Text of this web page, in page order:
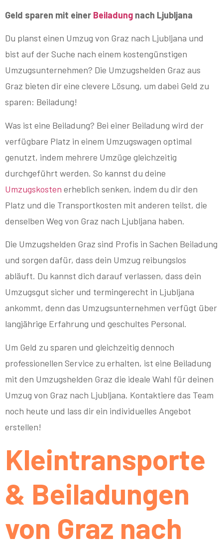
Geld sparen mit einer Beiladung nach Ljubljana
Du planst einen Umzug von Graz nach Ljubljana und
bist auf der Suche nach einem kostengünstigen
Umzugsunternehmen? Die Umzugshelden Graz aus
Graz bieten dir eine clevere Lösung, um dabei Geld zu
sparen: Beiladung!
Was ist eine Beiladung? Bei einer Beiladung wird der
verfügbare Platz in einem Umzugswagen optimal
genutzt, indem mehrere Umzüge gleichzeitig
durchgeführt werden. So kannst du deine
Umzugskosten erheblich senken, indem du dir den
Platz und die Transportkosten mit anderen teilst, die
denselben Weg von Graz nach Ljubljana haben.
Die Umzugshelden Graz sind Profis in Sachen Beiladung
und sorgen dafür, dass dein Umzug reibungslos
abläuft. Du kannst dich darauf verlassen, dass dein
Umzugsgut sicher und termingerecht in Ljubljana
ankommt, denn das Umzugsunternehmen verfügt über
langjährige Erfahrung und geschultes Personal.
Um Geld zu sparen und gleichzeitig dennoch
professionellen Service zu erhalten, ist eine Beiladung
mit den Umzugshelden Graz die ideale Wahl für deinen
Umzug von Graz nach Ljubljana. Kontaktiere das Team
noch heute und lass dir ein individuelles Angebot
erstellen!
Kleintransporte
& Beiladungen
von Graz nach